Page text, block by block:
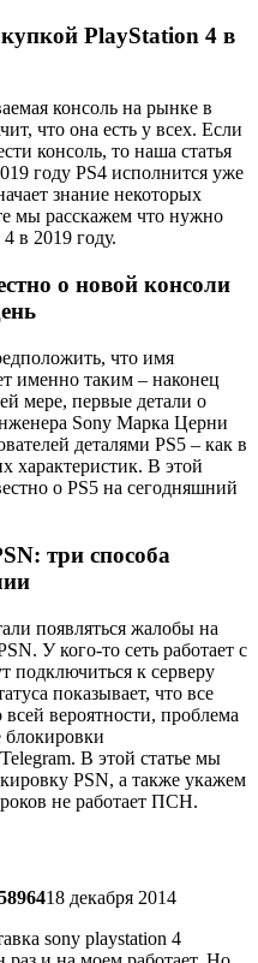
PlayStation 4 в
консоль на рынке в
что она есть у всех. Если
консоль, то наша статья
году PS4 исполнится уже
знание некоторых
мы расскажем что нужно
в 2019 году.
о новой консоли
что имя
именно таким – наконец
мере, первые детали о
Sony Марка Церни
деталями PS5 – как в
характеристик. В этой
о PS5 на сегодняшний
три способа
появляться жалобы на
У кого-то сеть работает с
подключиться к серверу
показывает, что все
вероятности, проблема
блокировки
В этой статье мы
PSN, а также укажем
не работает ПСН.
18 декабря 2014
sony playstation 4